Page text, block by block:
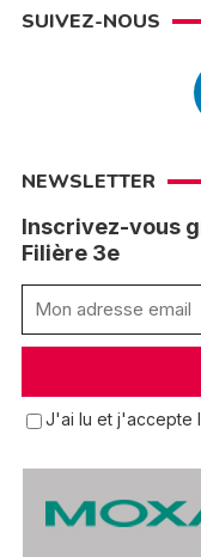
SUIVEZ-NOUS
NEWSLETTER
Inscrivez-vous
Filière 3e
J'ai lu et j'accepte